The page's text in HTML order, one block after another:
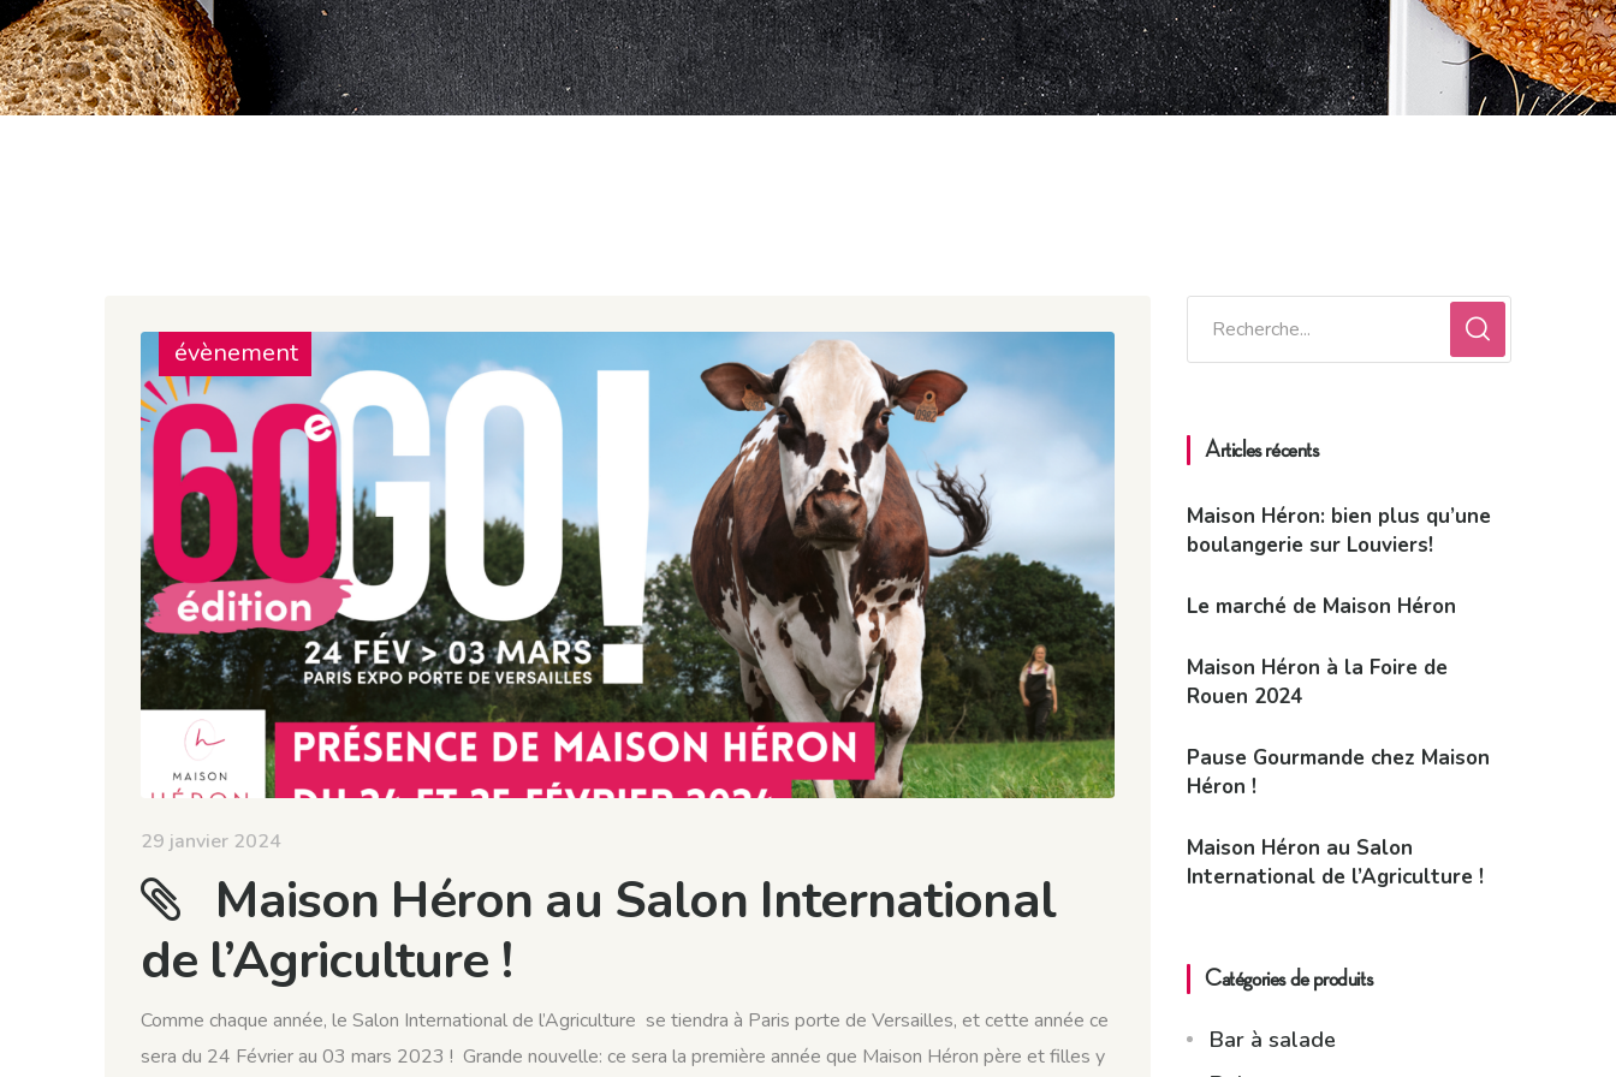
évènement
29 janvier 2024
Maison Héron au Salon International
de l’Agriculture !
Comme chaque année, le Salon International de l’Agriculture se tiendra à Paris porte de Versailles, et cette année ce
sera du 24 Février au 03 mars 2023 ! Grande nouvelle: ce sera la première année que Maison Héron père et filles y
Articles récents
Maison Héron: bien plus qu’une
boulangerie sur Louviers!
Le marché de Maison Héron
Maison Héron à la Foire de
Rouen 2024
Pause Gourmande chez Maison
Héron !
Maison Héron au Salon
International de l’Agriculture !
Catégories de produits
Bar à salade